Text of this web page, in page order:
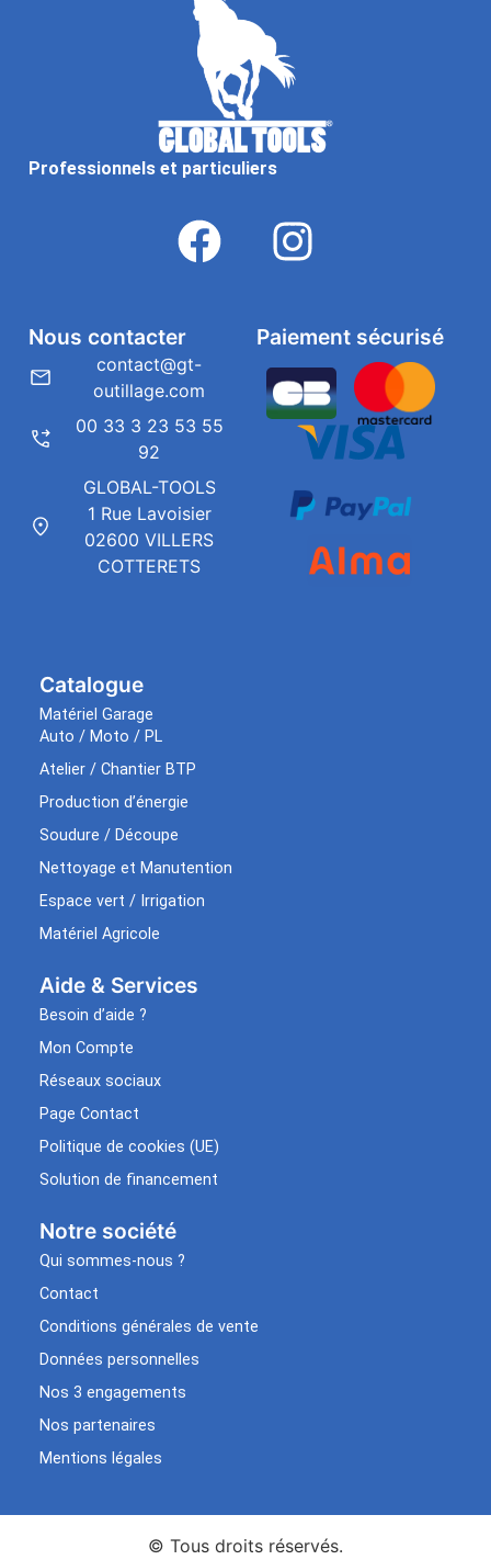
Professionnels et particuliers
Catalogue
Matériel Garage
Auto / Moto / PL
Atelier / Chantier BTP
Production d’énergie
Soudure / Découpe
Nettoyage et Manutention
Espace vert / Irrigation
Matériel Agricole
Aide & Services​
Besoin d’aide ?
Mon Compte
Réseaux sociaux
Page Contact
Politique de cookies (UE)
Solution de financement
Notre société
Qui sommes-nous ?
Contact
Conditions générales de vente
Données personnelles
Nos 3 engagements
Nos partenaires
Mentions légales
Paiement sécurisé
Nous contacter
contact@gt-
outillage.com
00 33 3 23 53 55
92
GLOBAL-TOOLS
1 Rue Lavoisier
02600 VILLERS
COTTERETS
© Tous droits réservés.